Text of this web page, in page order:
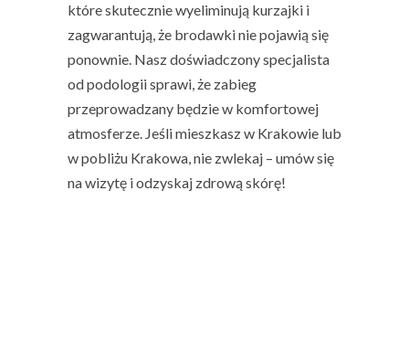
które skutecznie wyeliminują kurzajki i
zagwarantują, że brodawki nie pojawią się
ponownie. Nasz doświadczony specjalista
od podologii sprawi, że zabieg
przeprowadzany będzie w komfortowej
atmosferze. Jeśli mieszkasz w Krakowie lub
w pobliżu Krakowa, nie zwlekaj – umów się
na wizytę i odzyskaj zdrową skórę!